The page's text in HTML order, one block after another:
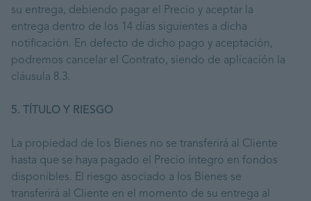
su entrega, debiendo pagar el Precio y aceptar la
entrega dentro de los 14 días siguientes a dicha
notificación. En defecto de dicho pago y aceptación,
podremos cancelar el Contrato, siendo de aplicación la
cláusula 8.3.
5. TÍTULO Y RIESGO
La propiedad de los Bienes no se transferirá al Cliente
hasta que se haya pagado el Precio íntegro en fondos
disponibles. El riesgo asociado a los Bienes se
transferirá al Cliente en el momento de su entrega al